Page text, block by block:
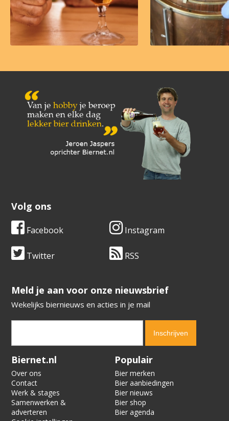
Volg ons
Facebook Instagram
Twitter RSS
​​​​​​​Meld je aan voor onze nieuwsbrief
Wekelijks biernieuws en acties in je mail
Verification code:
Biernet.nl
Over ons
Contact
Werk & stages
Samenwerken &
adverteren
Populair
Bier merken
Bier aanbiedingen
Bier nieuws
Bier shop
Bier agenda